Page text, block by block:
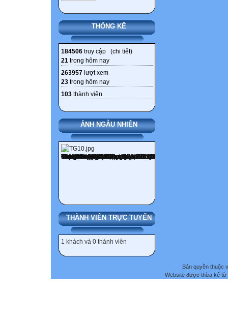
THỐNG KÊ
184506 truy cập (chi tiết)
21 trong hôm nay
263957 lượt xem
23 trong hôm nay
103 thành viên
ẢNH NGẪU NHIÊN
THÀNH VIÊN TRỰC TUYẾN
1 khách và 0 thành viên
Bản quyền thuộc
Website được thừa kế từ